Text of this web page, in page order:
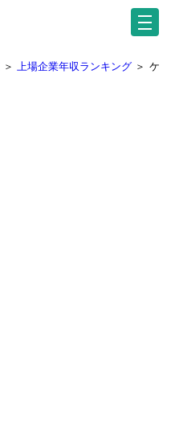
＞ 上場企業年収ランキング ＞ ケ